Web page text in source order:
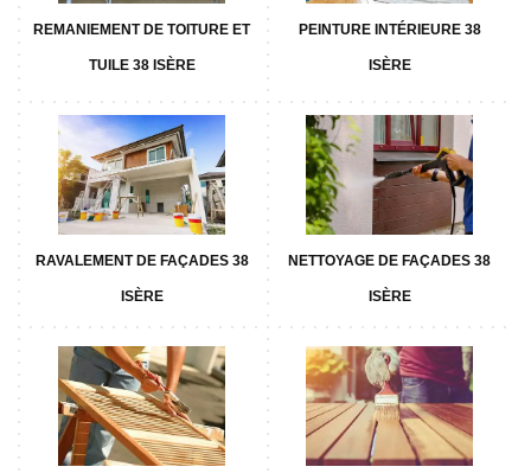
REMANIEMENT DE TOITURE ET
TUILE 38 ISÈRE
PEINTURE INTÉRIEURE 38
ISÈRE
RAVALEMENT DE FAÇADES 38
ISÈRE
NETTOYAGE DE FAÇADES 38
ISÈRE